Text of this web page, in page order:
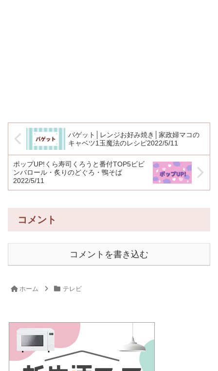
バゲット│レンジお好み焼き│家政婦マコの
キャベツ1玉魔法のレシピ2022/5/11
ポップUP!くら寿司くろうと番付TOP5ビビ
ンバロール・炙りのどぐろ・鴨そば
2022/5/11
コメント
コメントを書き込む
ホーム テレビ